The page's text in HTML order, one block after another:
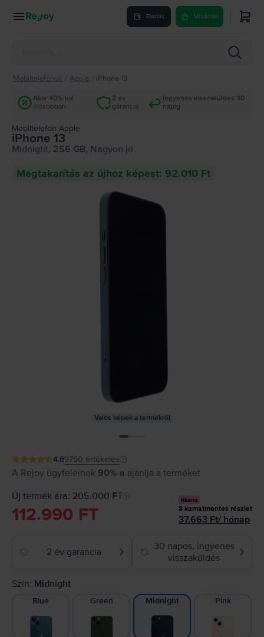
Eladás Vásárlás
Mobiltelefonok Apple iPhone 13
Akár 40%-kal
olcsóbban
2 év
garancia
Ingyenes visszaküldés 30
napig
Mobiltelefon Apple
iPhone 13
Midnight, 256 GB, Nagyon jó
Megtakarítás az újhoz képest: 92.010 Ft
Valós képek a termékről
4.89750 értékelés
A Rejoy ügyfeleinek 90%-a ajánlja a terméket
Új termék ára: 205.000 FT
112.990 FT 3 kamatmentes részlet
37.663 Ft/ hónap
2 év garancia ❯
30 napos, ingyenes
visszaküldés
❯
Szín: Midnight
Blue Green Midnight Pink